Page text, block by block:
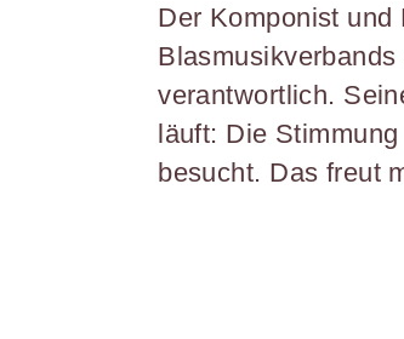
Der Komponist
verantwortlich.
läuft: Die
besucht. Das freut